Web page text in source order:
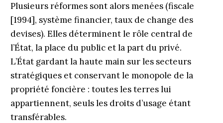
Plusieurs réformes sont alors menées (fiscale
[1994], système financier, taux de change des
devises). Elles déterminent le rôle central de
l’État, la place du public et la part du privé.
L’État gardant la haute main sur les secteurs
stratégiques et conservant le monopole de la
propriété foncière : toutes les terres lui
appartiennent, seuls les droits d’usage étant
transférables.